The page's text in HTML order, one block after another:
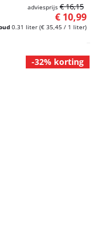
0.31 liter (€ 35,45 / 1 liter)
€ 10,99
adviesprijs € 16,15
-32% korting